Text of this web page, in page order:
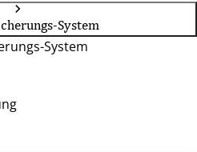
System
System